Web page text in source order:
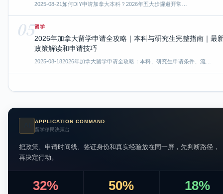
2025-08-21如何DIY申请加拿大本科？2026年五大步骤避开常…
05留学
2026年加拿大留学申请全攻略｜本科与研究生完整指南｜最
政策解读和申请技巧
2025-08-182026年加拿大留学申请全攻略：本科、研究生申请条件、流…
APPLICATION COMMAND
留学移民决策台
把政策、申请时间线、签证身份和真实经验放在同一屏，先判断路径，
再决定行动。
32% 50% 18%